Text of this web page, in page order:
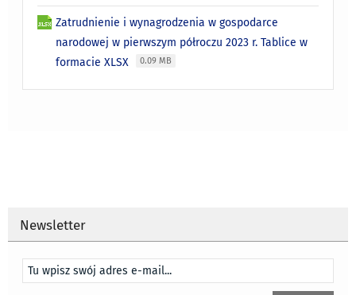
Zatrudnienie i wynagrodzenia w gospodarce
narodowej w pierwszym półroczu 2023 r. Tablice w
formacie XLSX
0.09 MB
Newsletter